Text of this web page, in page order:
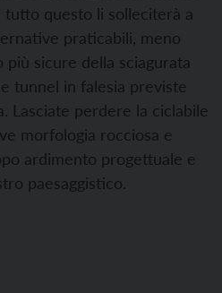
questo li solleciterà a
praticabili, meno
sicure della sciagurata
tunnel in falesia previste
Lasciate perdere la ciclabile
morfologia rocciosa e
ardimento progettuale e
paesaggistico.